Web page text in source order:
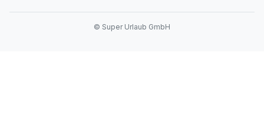
© Super Urlaub GmbH